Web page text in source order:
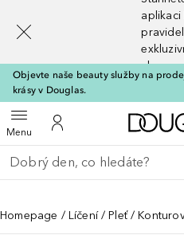
aplikaci
slevy
Objevte naše beauty služby na
krásy v Douglas.
MenuOtevřít menuK mému účtu
Vraťte se
Proveďte vyhledávání
Homepage Líčení Pleť
[navigation.slideout.screenreader]